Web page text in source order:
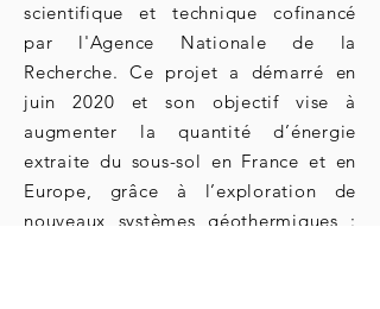
scientifique et technique cofinancé
par l'Agence Nationale de la
Recherche. Ce projet a démarré en
juin 2020 et son objectif vise à
augmenter la quantité d’énergie
extraite du sous-sol en France et en
Europe, grâce à l’exploration de
nouveaux systèmes géothermiques :